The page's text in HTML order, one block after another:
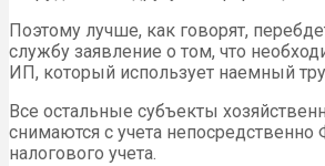
Поэтому лучше, как говорят,
службу заявление о том, что
ИП, который использует наемный
Все остальные субъекты
снимаются с учета непосредственно
налогового учета.